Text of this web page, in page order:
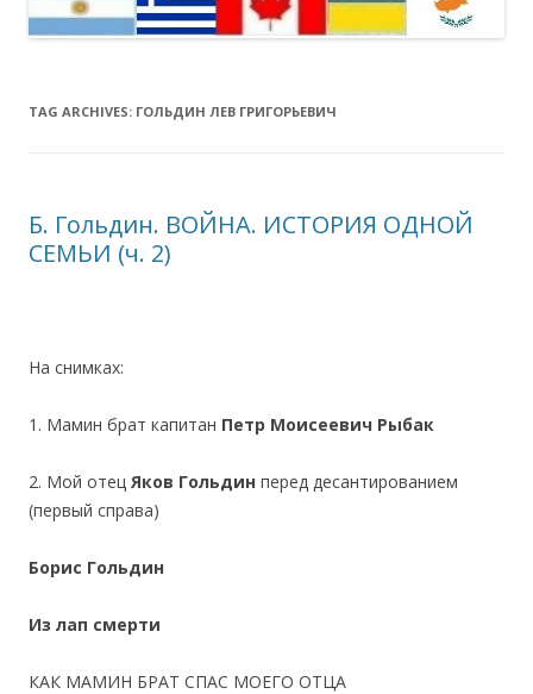
TAG ARCHIVES: ГОЛЬДИН ЛЕВ ГРИГОРЬЕВИЧ
Б. Гольдин. ВОЙНА. ИСТОРИЯ ОДНОЙ
СЕМЬИ (ч. 2)
На снимках:
1. Мамин брат капитан Петр Моисеевич Рыбак
2. Мой отец Яков Гольдин перед десантированием
(первый справа)
Борис Гольдин
Из лап смерти
КАК МАМИН БРАТ СПАС МОЕГО ОТЦА